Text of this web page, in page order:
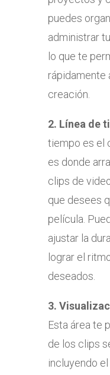
puedes
administrar
lo que te
rápidamente
creación.
2. Línea de
tiempo es el
es donde
clips de
que desees
película.
ajustar la
lograr el
deseados.
3.
Esta área te
de los clips
incluyendo